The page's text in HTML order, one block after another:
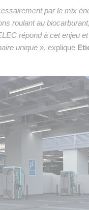
par le mix
roulant au
répond à cet enjeu
unique », explique